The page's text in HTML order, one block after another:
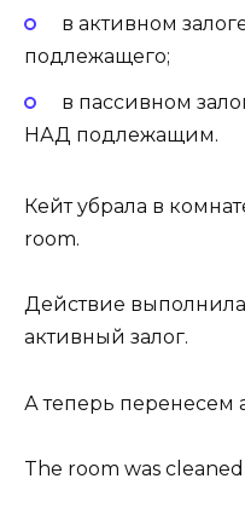
в активном
подлежащего;
в пассивном
НАД подлежащим.
Кейт убрала в
room.
Действие
активный залог.
А теперь перенесем
The room was